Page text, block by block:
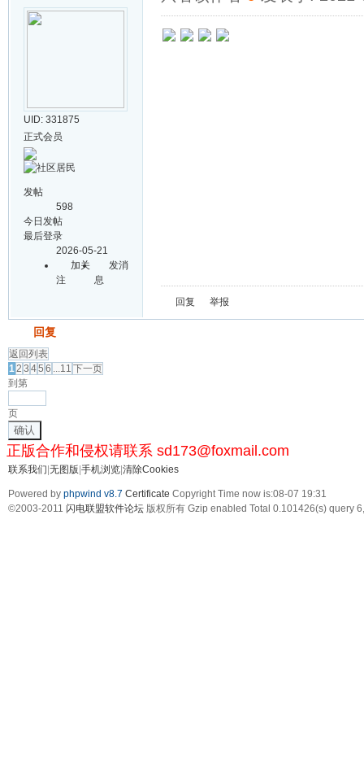
UID: 331875
正式会员
发帖
598
今日发帖
最后登录
2026-05-21
加关
注
发消
息
回复 举报
回复
返回列表
12 3 45 6 ...11 下一页
到第
页
确认
正版合作和侵权请联系 sd173@foxmail.com
联系我们 无图版 手机浏览 清除Cookies
Powered by phpwind v8.7 Certificate Copyright Time now is:08-07 19:31
©2003-2011 闪电联盟软件论坛 版权所有 Gzip enabled Total 0.101426(s) query 6,